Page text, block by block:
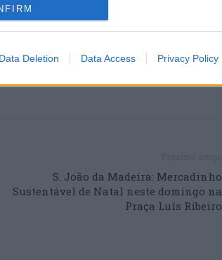
Data Deletion Data Access Privacy Policy
S. João da Madeira: Mercadinho
Sustentável de Natal neste domingo na
Praça Luís Ribeiro